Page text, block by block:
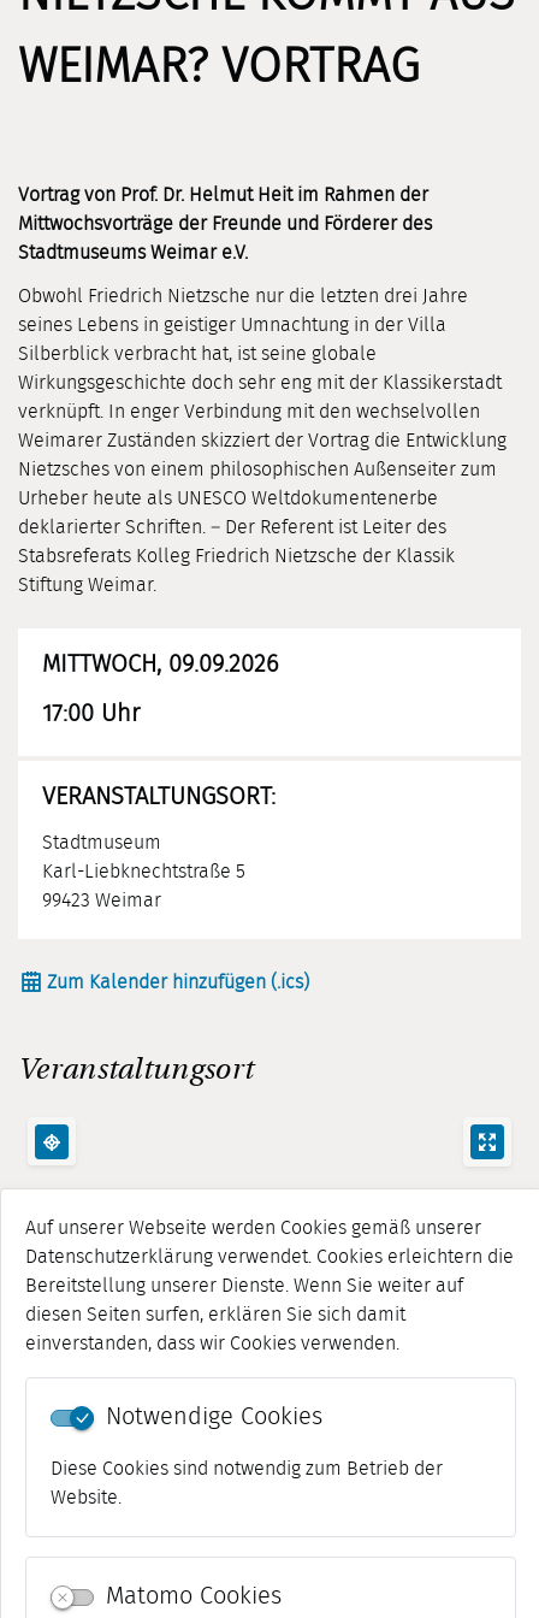
Auf unserer Webseite werden Cookies gemäß unserer
Datenschutzerklärung verwendet. Cookies erleichtern die
Bereitstellung unserer Dienste. Wenn Sie weiter auf
diesen Seiten surfen, erklären Sie sich damit
einverstanden, dass wir Cookies verwenden.
Notwendige Cookies
Diese Cookies sind notwendig zum Betrieb der
Website.
Matomo Cookies
WEIMAR? VORTRAG
Vortrag von Prof. Dr. Helmut Heit im Rahmen der
Mittwochsvorträge der Freunde und Förderer des
Stadtmuseums Weimar e.V.
Obwohl Friedrich Nietzsche nur die letzten drei Jahre
seines Lebens in geistiger Umnachtung in der Villa
Silberblick verbracht hat, ist seine globale
Wirkungsgeschichte doch sehr eng mit der Klassikerstadt
verknüpft. In enger Verbindung mit den wechselvollen
Weimarer Zuständen skizziert der Vortrag die Entwicklung
Nietzsches von einem philosophischen Außenseiter zum
Urheber heute als UNESCO Weltdokumentenerbe
deklarierter Schriften. – Der Referent ist Leiter des
Stabsreferats Kolleg Friedrich Nietzsche der Klassik
Stiftung Weimar.
MITTWOCH, 09.09.2026
17:00 Uhr
VERANSTALTUNGSORT:
Stadtmuseum
Karl-Liebknechtstraße 5
99423 Weimar
Zum Kalender hinzufügen (.ics)
Veranstaltungsort